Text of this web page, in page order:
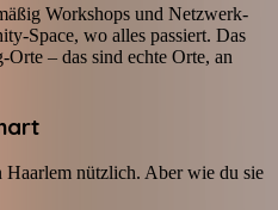
Workshops und Netzwerk-
Space, wo alles passiert. Das
– das sind echte Orte, an
nützlich. Aber wie du sie